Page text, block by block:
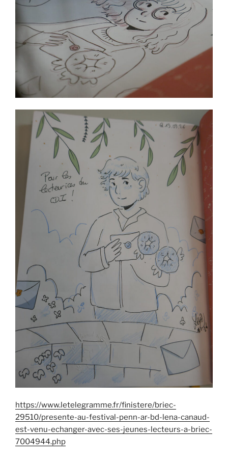
https://www.letelegramme.fr/finistere/briec-
29510/presente-au-festival-penn-ar-bd-lena-canaud-
est-venu-echanger-avec-ses-jeunes-lecteurs-a-briec-
7004944.php